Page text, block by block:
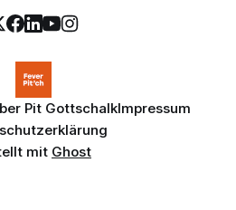
Pit GottschalkImpressum
mit Ghost